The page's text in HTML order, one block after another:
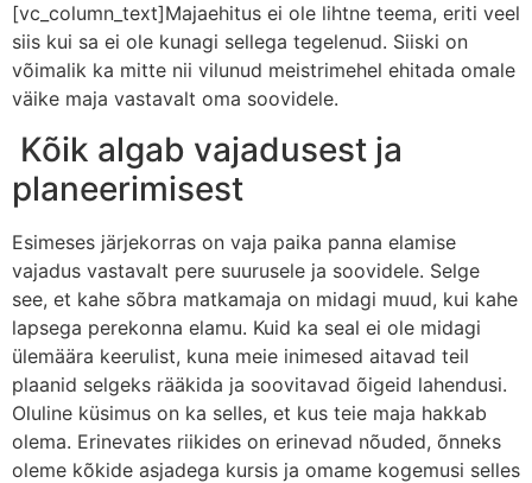
[vc_column_text]Majaehitus ei ole lihtne teema, eriti veel
siis kui sa ei ole kunagi sellega tegelenud. Siiski on
võimalik ka mitte nii vilunud meistrimehel ehitada omale
väike maja vastavalt oma soovidele.
Kõik algab vajadusest ja
planeerimisest
Esimeses järjekorras on vaja paika panna elamise
vajadus vastavalt pere suurusele ja soovidele. Selge
see, et kahe sõbra matkamaja on midagi muud, kui kahe
lapsega perekonna elamu. Kuid ka seal ei ole midagi
ülemäära keerulist, kuna meie inimesed aitavad teil
plaanid selgeks rääkida ja soovitavad õigeid lahendusi.
Oluline küsimus on ka selles, et kus teie maja hakkab
olema. Erinevates riikides on erinevad nõuded, õnneks
oleme kõkide asjadega kursis ja omame kogemusi selles